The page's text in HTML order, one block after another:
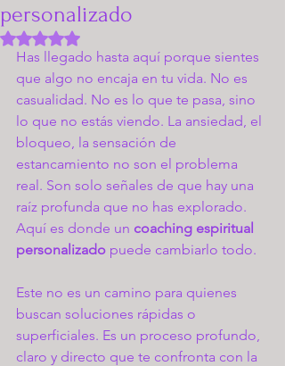
personalizado
Obtuvo NaN de 5 estrellas.
Has llegado hasta aquí porque sientes
que algo no encaja en tu vida. No es
casualidad. No es lo que te pasa, sino
lo que no estás viendo. La ansiedad, el
bloqueo, la sensación de
estancamiento no son el problema
real. Son solo señales de que hay una
raíz profunda que no has explorado.
Aquí es donde un coaching espiritual
personalizado puede cambiarlo todo.
Este no es un camino para quienes
buscan soluciones rápidas o
superficiales. Es un proceso profundo,
claro y directo que te confronta con la